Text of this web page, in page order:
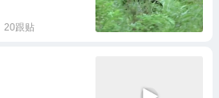
20跟贴